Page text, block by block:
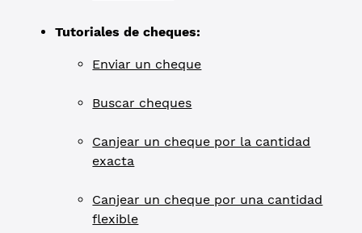
Tutoriales de cheques:
Enviar un cheque
Buscar cheques
Canjear un cheque por la cantidad
exacta
Canjear un cheque por una cantidad
flexible